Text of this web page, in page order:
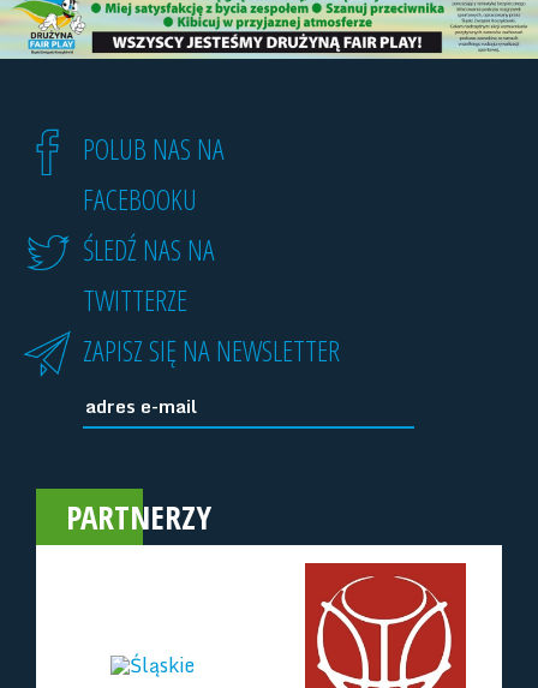
POLUB NAS NA
FACEBOOKU
ŚLEDŹ NAS NA
TWITTERZE
ZAPISZ SIĘ NA NEWSLETTER
PARTNERZY